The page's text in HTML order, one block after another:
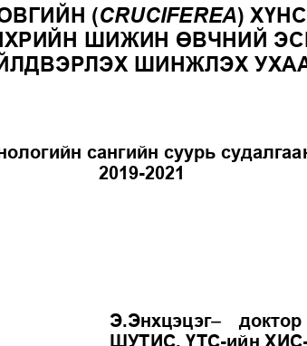
(CRUCIFEREA)
ШИЖИН ӨВЧНИЙ
ШИНЖЛЭХ
сангийн суурь
2019-2021
Э.Энхцэцэг доктор
ШУТИС, ҮТС-ийн ХИС